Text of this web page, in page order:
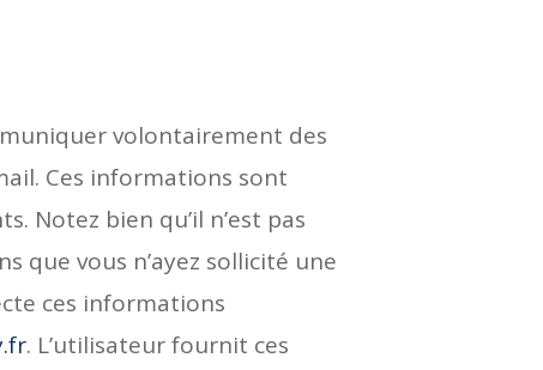
volontairement des
Ces informations sont
Notez bien qu’il n’est pas
que vous n’ayez sollicité une
ces informations
. L’utilisateur fournit ces